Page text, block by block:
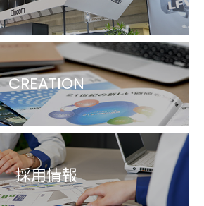
CREATION
採用情報